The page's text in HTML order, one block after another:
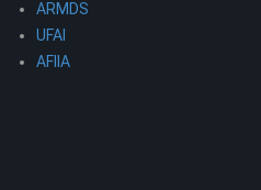
ARMDS
UFAI
AFIIA